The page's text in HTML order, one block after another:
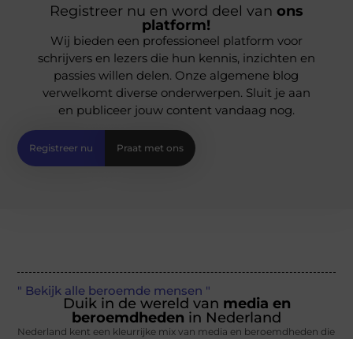
Registreer nu en word deel van ons
platform!
Wij bieden een professioneel platform voor
schrijvers en lezers die hun kennis, inzichten en
passies willen delen. Onze algemene blog
verwelkomt diverse onderwerpen. Sluit je aan
en publiceer jouw content vandaag nog.
Registreer nu Praat met ons
" Bekijk alle beroemde mensen "
Duik in de wereld van media en
beroemdheden in Nederland
Nederland kent een kleurrijke mix van media en beroemdheden die